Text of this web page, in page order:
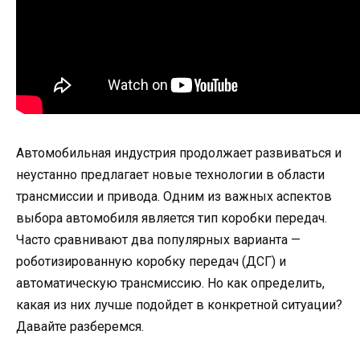
Автомобильная индустрия продолжает развиваться и
неустанно предлагает новые технологии в области
трансмиссии и привода. Одним из важных аспектов
выбора автомобиля является тип коробки передач.
Часто сравнивают два популярных варианта —
роботизированную коробку передач (ДСГ) и
автоматическую трансмиссию. Но как определить,
какая из них лучше подойдет в конкретной ситуации?
Давайте разберемся.